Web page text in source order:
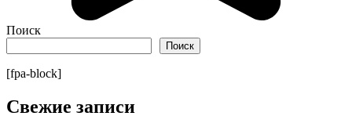
Поиск
Поиск
[fpa-block]
Свежие записи